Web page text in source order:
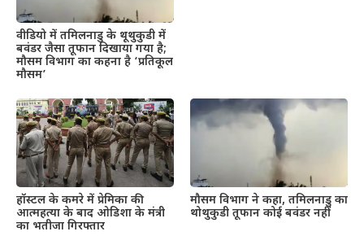
वीडियो में तमिलनाडु के थूथुकुडी में
बवंडर जैसा तूफान दिखाया गया है;
मौसम विभाग का कहना है ‘प्रतिकूल
मौसम’
हॉस्टल के कमरे में प्रेमिका की
आत्महत्या के बाद ओडिशा के मंत्री
का भतीजा गिरफ्तार
मौसम विभाग ने कहा, तमिलनाडु का
थोथुकुडी तूफान कोई बवंडर नहीं